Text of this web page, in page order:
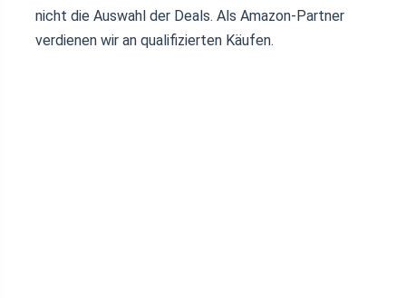
nicht die Auswahl der Deals. Als Amazon-Partner
verdienen wir an qualifizierten Käufen.